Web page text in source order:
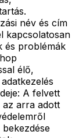
név és cím
kapcsolatosan
és problémák
élő,
A felvett
az arra adott